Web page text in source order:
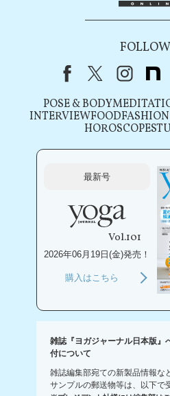
FacebookX（旧Twitter
POSE & BODY
INTERVIEWFOOD
HOROSCOPE
最新号
Vol.101
2026年06月19日(金)発売！
購入はこちら
雑誌『ヨガジャーナル日本版』
付について
雑誌編集部宛ての新製品情報な
サンプルの郵送物等は、以下で